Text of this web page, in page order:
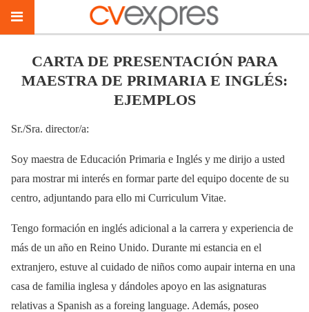
CARTA DE PRESENTACIÓN PARA
MAESTRA DE PRIMARIA E INGLÉS:
EJEMPLOS
Sr./Sra. director/a:
Soy maestra de Educación Primaria e Inglés y me dirijo a usted
para mostrar mi interés en formar parte del equipo docente de su
centro, adjuntando para ello mi Curriculum Vitae.
Tengo formación en inglés adicional a la carrera y experiencia de
más de un año en Reino Unido. Durante mi estancia en el
extranjero, estuve al cuidado de niños como aupair interna en una
casa de familia inglesa y dándoles apoyo en las asignaturas
relativas a Spanish as a foreing language. Además, poseo